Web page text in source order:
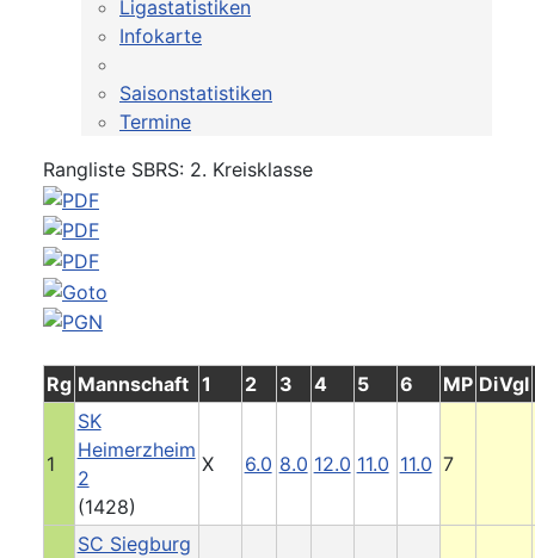
Ligastatistiken
Infokarte
Saisonstatistiken
Termine
Rangliste SBRS: 2. Kreisklasse
Rg Mannschaft 1 2 3 4 5 6 MP DiVgl
1
SK
Heimerzheim
2
(1428)
X 6.0 8.0 12.0 11.0 11.0 7
SC Siegburg